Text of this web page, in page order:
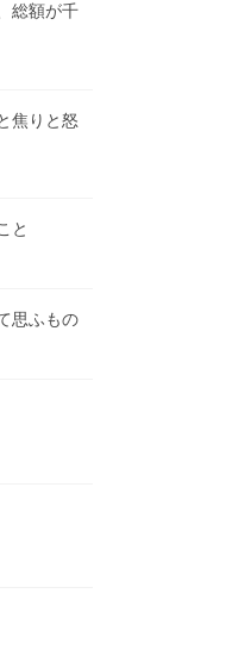
総額が千
焦りと怒
と
思ふもの